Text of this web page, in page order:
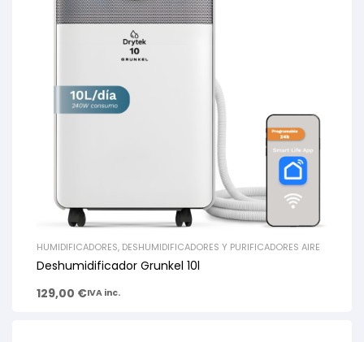
HUMIDIFICADORES, DESHUMIDIFICADORES Y PURIFICADORES AIRE
Deshumidificador Grunkel 10l
129,00 €IVA inc.